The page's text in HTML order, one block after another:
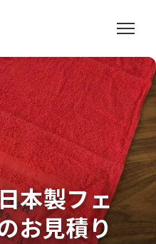
本製フェ
お見積り